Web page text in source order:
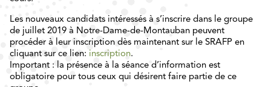
Les nouveaux candidats intéressés à s’inscrire dans le groupe
de juillet 2019 à Notre-Dame-de-Montauban peuvent
procéder à leur inscription dès maintenant sur le SRAFP en
cliquant sur ce lien: inscription.
Important : la présence à la séance d’information est
obligatoire pour tous ceux qui désirent faire partie de ce